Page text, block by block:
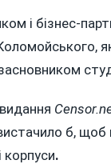
і бізнес-
б,
корпуси.